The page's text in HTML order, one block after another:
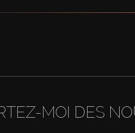
MOI DES